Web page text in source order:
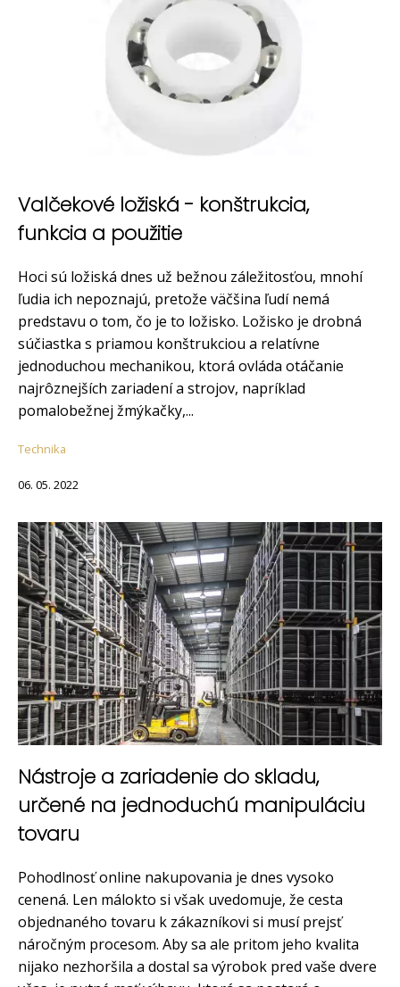
Valčekové ložiská - konštrukcia,
funkcia a použitie
Hoci sú ložiská dnes už bežnou záležitosťou, mnohí
ľudia ich nepoznajú, pretože väčšina ľudí nemá
predstavu o tom, čo je to ložisko. Ložisko je drobná
súčiastka s priamou konštrukciou a relatívne
jednoduchou mechanikou, ktorá ovláda otáčanie
najrôznejších zariadení a strojov, napríklad
pomalobežnej žmýkačky,...
Technika
06. 05. 2022
Nástroje a zariadenie do skladu,
určené na jednoduchú manipuláciu
tovaru
Pohodlnosť online nakupovania je dnes vysoko
cenená. Len málokto si však uvedomuje, že cesta
objednaného tovaru k zákazníkovi si musí prejsť
náročným procesom. Aby sa ale pritom jeho kvalita
nijako nezhoršila a dostal sa výrobok pred vaše dvere